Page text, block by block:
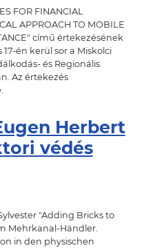
FOR FINANCIAL
APPROACH TO MOBILE
című értekezésének
én kerül sor a Miskolci
és Regionális
Az értekezés
Herbert
védés
"Adding Bricks to
Mehrkanal-Händler.
in den physischen